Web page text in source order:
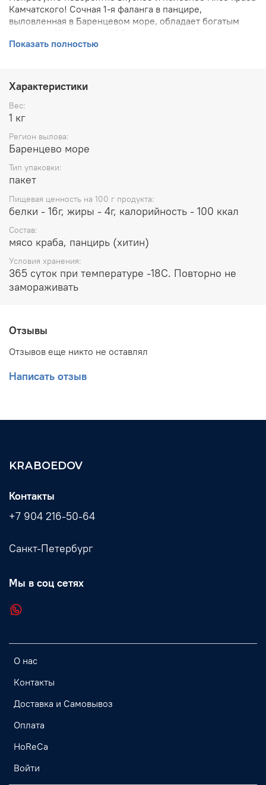
Камчатского! Сочная 1-я фаланга в панцире,
выловленная в Баренцевом море, обладает богатым
сохранит свежесть до года. Наслаждайтесь нежным
Показать полностью
Характеристики
Вес:
1 кг
Регион вылова:
Баренцево море
Тип упаковки:
пакет
Пищевая ценность на 100 г продукта:
белки - 16г, жиры - 4г, калорийность - 100 ккал
Состав:
мясо краба, панцирь (хитин)
Условия хранения:
365 суток при температуре -18С. Повторно не
замораживать
Отзывы
Отзывов еще никто не оставлял
Написать отзыв
KRABOEDOV
О нас
Контакты
Доставка и Самовывоз
Оплата
HoReCa
Войти
Контакты
+7 904 216-50-64
Санкт-Петербург
Мы в соц сетях